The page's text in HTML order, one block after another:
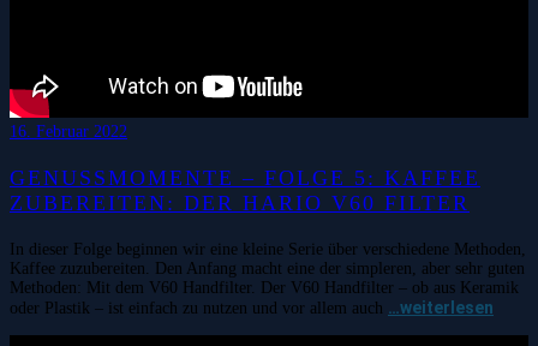
16. Februar 2022
GENUSSMOMENTE – FOLGE 5: KAFFEE
ZUBEREITEN: DER HARIO V60 FILTER
In dieser Folge beginnen wir eine kleine Serie über verschiedene Methoden,
Kaffee zuzubereiten. Den Anfang macht eine der simpleren, aber sehr guten
Methoden: Mit dem V60 Handfilter. Der V60 Handfilter – ob aus Keramik
oder Plastik – ist einfach zu nutzen und vor allem auch …weiterlesen